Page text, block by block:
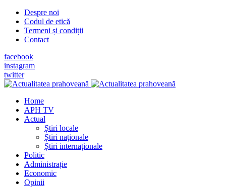
Despre noi
Codul de etică
Termeni și condiții
Contact
facebook
instagram
twitter
Home
APH TV
Actual
Știri locale
Știri naționale
Știri internaționale
Politic
Administrație
Economic
Opinii